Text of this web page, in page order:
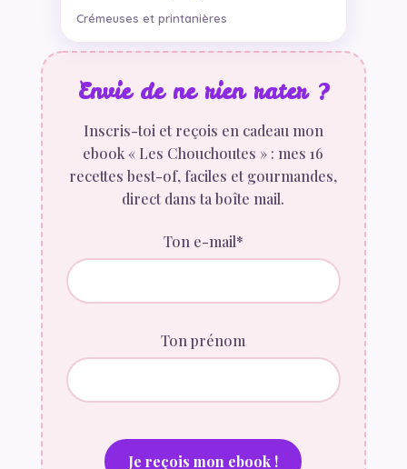
Crémeuses et printanières
Envie de ne rien rater ?
Inscris-toi et reçois en cadeau mon
ebook « Les Chouchoutes » : mes 16
recettes best-of, faciles et gourmandes,
direct dans ta boîte mail.
Ton e-mail*
Ton prénom